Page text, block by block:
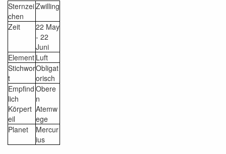
Sternzei
chen
Zwilling
Zeit
22 May
- 22
Juni
Element Luft
Stichwor
t
Obligat
orisch
Empfind
lich
Körpert
eil
Obere
n
Atemw
ege
Planet
Mercur
ius